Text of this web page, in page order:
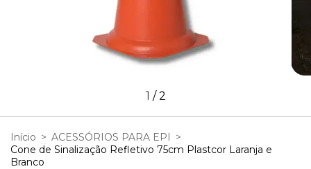
1 /2
Início > ACESSÓRIOS PARA EPI >
Cone de Sinalização Refletivo 75cm Plastcor Laranja e
Branco